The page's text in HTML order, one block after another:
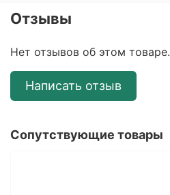
Отзывы
Нет отзывов об этом товаре.
Написать отзыв
Сопутствующие товары